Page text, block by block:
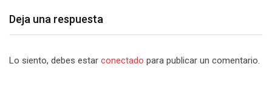
Deja una respuesta
Lo siento, debes estar conectado para publicar un comentario.